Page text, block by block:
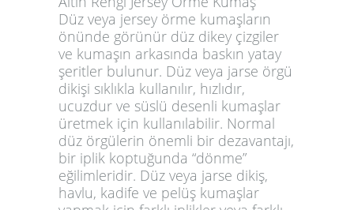
Düz veya jersey örme kumaşların
önünde görünür düz dikey çizgiler
ve kumaşın arkasında baskın yatay
şeritler bulunur. Düz veya jarse örgü
dikişi sıklıkla kullanılır, hızlıdır,
ucuzdur ve süslü desenli kumaşlar
üretmek için kullanılabilir. Normal
düz örgülerin önemli bir dezavantajı,
bir iplik koptuğunda “dönme”
eğilimleridir. Düz veya jarse dikiş,
havlu, kadife ve pelüş kumaşlar